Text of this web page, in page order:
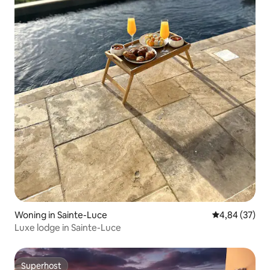
Woning in Sainte-Luce Gemiddelde
4,84 (37)
Luxe lodge in Sainte-Luce
Superhost